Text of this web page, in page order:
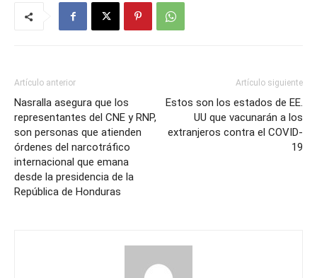
Artículo anterior
Nasralla asegura que los
representantes del CNE y RNP,
son personas que atienden
órdenes del narcotráfico
internacional que emana
desde la presidencia de la
República de Honduras
Artículo siguiente
Estos son los estados de EE.
UU que vacunarán a los
extranjeros contra el COVID-
19